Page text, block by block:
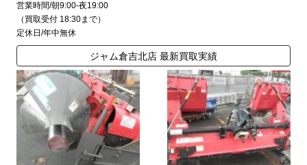
営業時間/朝9:00-夜19:00
（買取受付 18:30まで）
定休日/年中無休
ジャム倉吉北店 最新買取実績